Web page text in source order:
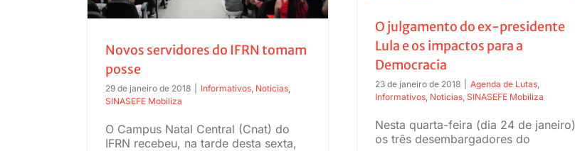
Novos servidores do IFRN tomam
posse
29 de janeiro de 2018 Informativos Noticias
SINASEFE Mobiliza
O Campus Natal Central (Cnat) do
IFRN recebeu, na tarde desta sexta,
O julgamento do ex-presidente
Lula e os impactos para a
Democracia
23 de janeiro de 2018 Agenda de Lutas
Informativos Noticias SINASEFE Mobiliza
Nesta quarta-feira (dia 24 de janeiro)
os três desembargadores do